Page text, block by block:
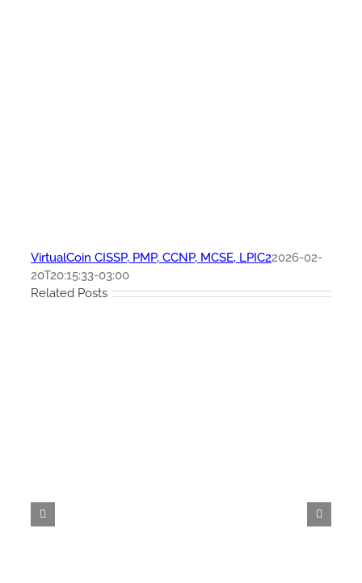
VirtualCoin CISSP, PMP, CCNP, MCSE, LPIC22026-02-
20T20:15:33-03:00
Related Posts